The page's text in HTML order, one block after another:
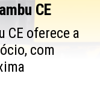
CE
CE oferece a
com